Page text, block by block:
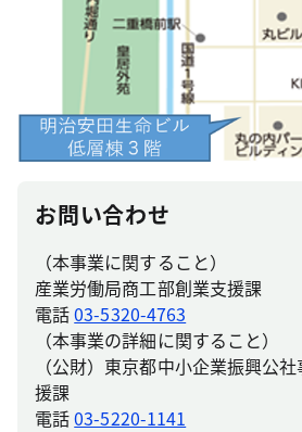
お問い合わせ
（本事業に関すること）
産業労働局商工部創業支援課
電話03-5320-4763
（本事業の詳細に関すること）
（公財）東京都中小企業振興公
援課
電話03-5220-1141